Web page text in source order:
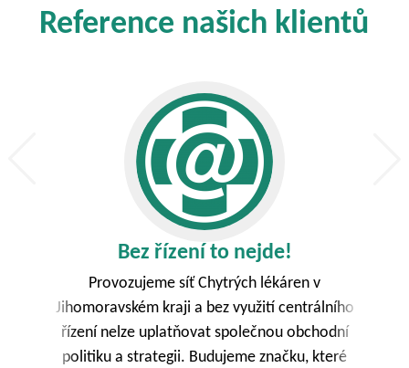
Reference našich klientů
Bez řízení to nejde!
Provozujeme síť Chytrých lékáren v
Jihomoravském kraji a bez využití centrálního
řízení nelze uplatňovat společnou obchodní
politiku a strategii. Budujeme značku, které